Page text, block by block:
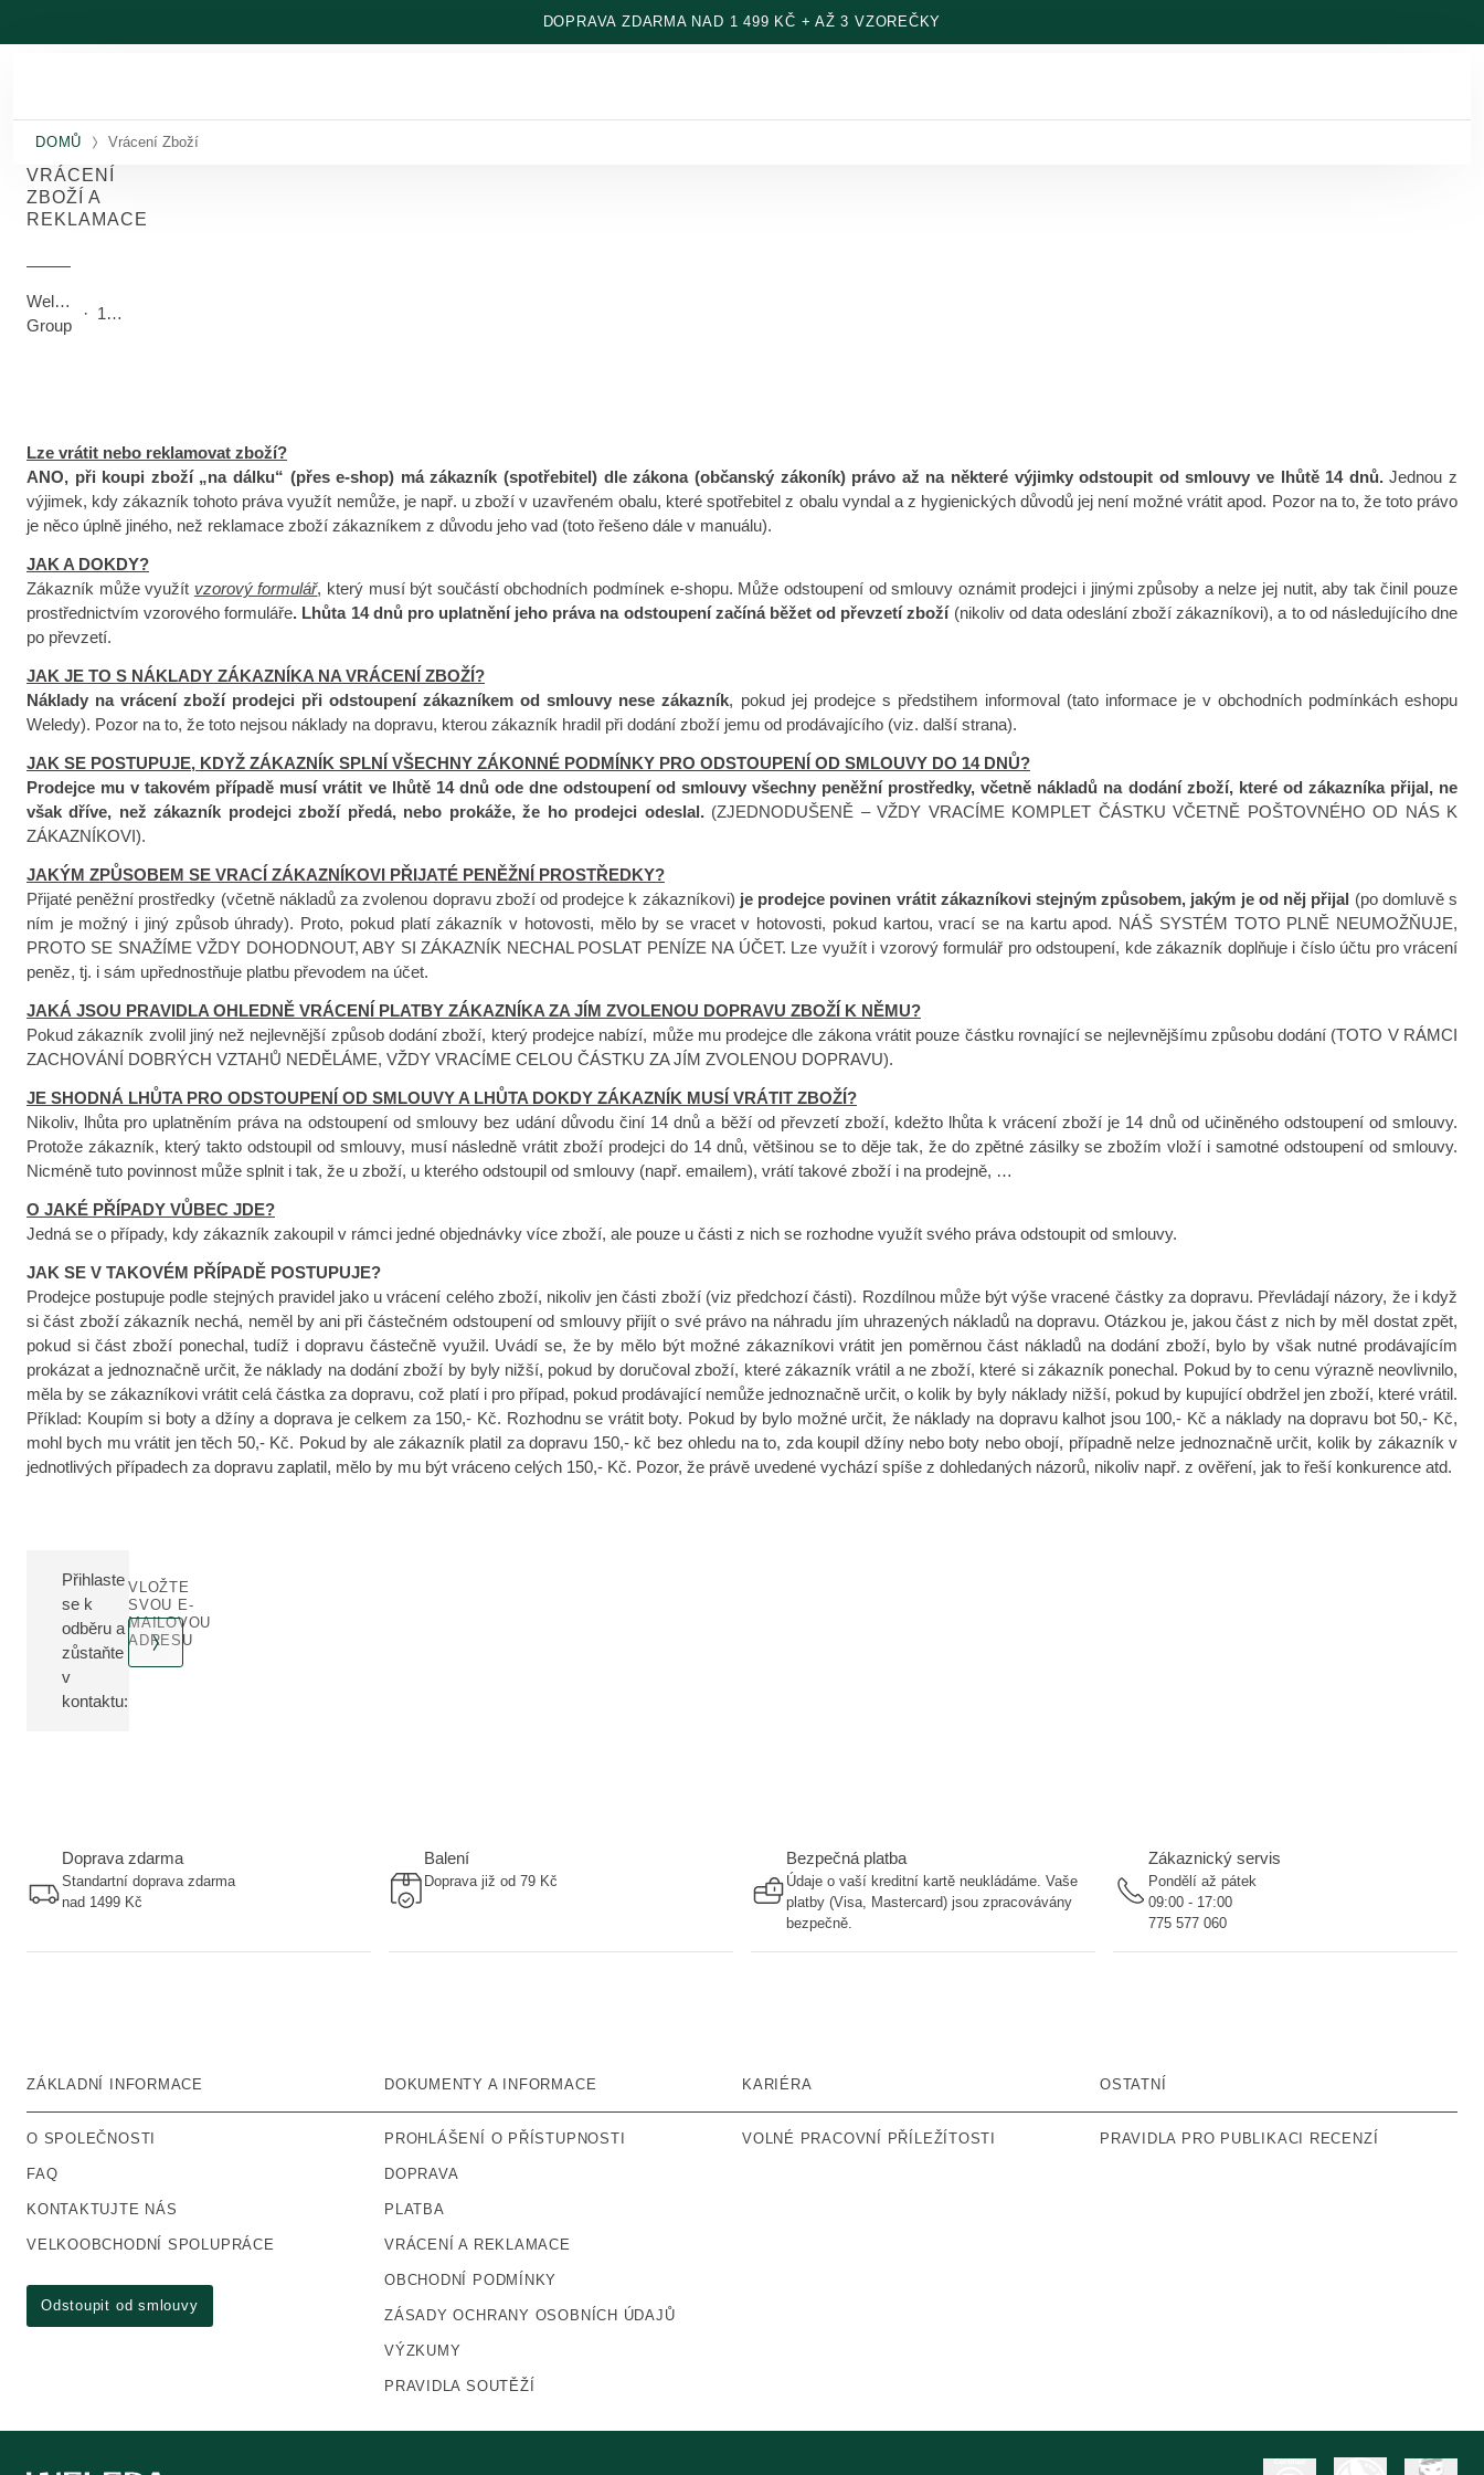
DOPRAVA ZDARMA NAD 1 499 KČ + AŽ 3 VZOREČKY
DOMŮ Vrácení Zboží
VRÁCENÍ
ZBOŽÍ A
REKLAMACE
Weleda
Group
· 12/5/2025
Lze vrátit nebo reklamovat zboží?
ANO, při koupi zboží „na dálku“ (přes e-shop) mázákazník (spotřebitel) dle zákona (občanský zákoník) právo až na některé výjimky odstoupit od smlouvy ve lhůtě 14 dnů.Jednou z
výjimek, kdy zákazník tohoto práva využít nemůže, je např. u zboží v uzavřeném obalu, které spotřebitel z obalu vyndal a z hygienických důvodů jej není možné vrátit apod. Pozor na to, že toto právo
je něco úplně jiného, než reklamace zboží zákazníkem z důvodu jeho vad (toto řešeno dále v manuálu).
JAK A DOKDY?
Zákazník může využít vzorový formulář, který musí být součástí obchodních podmínek e-shopu. Může odstoupení od smlouvy oznámit prodejci i jinými způsoby a nelze jej nutit, aby tak činil pouze
prostřednictvím vzorového formuláře. Lhůta 14 dnů pro uplatnění jeho práva na odstoupení začíná běžet od převzetí zboží(nikoliv od data odeslání zboží zákazníkovi), a to od následujícího dne
po převzetí.
JAK JE TO S NÁKLADY ZÁKAZNÍKA NA VRÁCENÍ ZBOŽÍ?
Náklady na vrácení zboží prodejci při odstoupení zákazníkem od smlouvy nese zákazník, pokud jej prodejce s předstihem informoval (tato informace je v obchodních podmínkách eshopu
Weledy). Pozor na to, že toto nejsou náklady na dopravu, kterou zákazník hradil při dodání zboží jemu od prodávajícího (viz. další strana).
JAK SE POSTUPUJE, KDYŽ ZÁKAZNÍK SPLNÍ VŠECHNY ZÁKONNÉ PODMÍNKY PRO ODSTOUPENÍ OD SMLOUVY DO 14 DNŮ?
Prodejce mu v takovém případě musí vrátit ve lhůtě 14 dnů ode dne odstoupení od smlouvy všechny peněžní prostředky, včetně nákladů na dodání zboží, které od zákazníka přijal, ne
však dříve, než zákazník prodejci zboží předá, nebo prokáže, že ho prodejci odeslal. (ZJEDNODUŠENĚ – VŽDY VRACÍME KOMPLET ČÁSTKU VČETNĚ POŠTOVNÉHO OD NÁS K
ZÁKAZNÍKOVI).
JAKÝM ZPŮSOBEM SE VRACÍ ZÁKAZNÍKOVI PŘIJATÉ PENĚŽNÍ PROSTŘEDKY?
Přijaté peněžní prostředky (včetně nákladů za zvolenou dopravu zboží od prodejce k zákazníkovi) je prodejce povinen vrátit zákazníkovi stejným způsobem, jakým je od něj přijal (po domluvě s
ním je možný i jiný způsob úhrady). Proto, pokud platí zákazník v hotovosti, mělo by se vracet v hotovosti, pokud kartou, vrací se na kartu apod. NÁŠ SYSTÉM TOTO PLNĚ NEUMOŽŇUJE,
PROTO SE SNAŽÍME VŽDY DOHODNOUT, ABY SI ZÁKAZNÍK NECHAL POSLAT PENÍZE NA ÚČET. Lze využít i vzorový formulář pro odstoupení, kde zákazník doplňuje i číslo účtu pro vrácení
peněz, tj. i sám upřednostňuje platbu převodem na účet.
JAKÁ JSOU PRAVIDLA OHLEDNĚ VRÁCENÍ PLATBY ZÁKAZNÍKA ZA JÍM ZVOLENOU DOPRAVU ZBOŽÍ K NĚMU?
Pokud zákazník zvolil jiný než nejlevnější způsob dodání zboží, který prodejce nabízí, může mu prodejce dle zákona vrátit pouze částku rovnající se nejlevnějšímu způsobu dodání (TOTO V RÁMCI
ZACHOVÁNÍ DOBRÝCH VZTAHŮ NEDĚLÁME, VŽDY VRACÍME CELOU ČÁSTKU ZA JÍM ZVOLENOU DOPRAVU).
JE SHODNÁ LHŮTA PRO ODSTOUPENÍ OD SMLOUVY A LHŮTA DOKDY ZÁKAZNÍK MUSÍ VRÁTIT ZBOŽÍ?
Nikoliv, lhůta pro uplatněním práva na odstoupení od smlouvy bez udání důvodu činí 14 dnů a běží od převzetí zboží, kdežto lhůta k vrácení zboží je 14 dnů od učiněného odstoupení od smlouvy.
Protože zákazník, který takto odstoupil od smlouvy, musí následně vrátit zboží prodejci do 14 dnů, většinou se to děje tak, že do zpětné zásilky se zbožím vloží i samotné odstoupení od smlouvy.
Nicméně tuto povinnost může splnit i tak, že u zboží, u kterého odstoupil od smlouvy (např. emailem), vrátí takové zboží i na prodejně, …
O JAKÉ PŘÍPADY VŮBEC JDE?
Jedná se o případy, kdy zákazník zakoupil v rámci jedné objednávky více zboží, ale pouze u části z nich se rozhodne využít svého práva odstoupit od smlouvy.
JAK SE V TAKOVÉM PŘÍPADĚ POSTUPUJE?
Prodejce postupuje podle stejných pravidel jako u vrácení celého zboží, nikoliv jen části zboží (viz předchozí části). Rozdílnou může být výše vracené částky za dopravu. Převládají názory, že i když
si část zboží zákazník nechá, neměl by ani při částečném odstoupení od smlouvy přijít o své právo na náhradu jím uhrazených nákladů na dopravu. Otázkou je, jakou část z nich by měl dostat zpět,
pokud si část zboží ponechal, tudíž i dopravu částečně využil. Uvádí se, že by mělo být možné zákazníkovi vrátit jen poměrnou část nákladů na dodání zboží, bylo by však nutné prodávajícím
prokázat a jednoznačně určit, že náklady na dodání zboží by byly nižší, pokud by doručoval zboží, které zákazník vrátil a ne zboží, které si zákazník ponechal. Pokud by to cenu výrazně neovlivnilo,
měla by se zákazníkovi vrátit celá částka za dopravu, což platí i pro případ, pokud prodávající nemůže jednoznačně určit, o kolik by byly náklady nižší, pokud by kupující obdržel jen zboží, které vrátil.
Příklad: Koupím si boty a džíny a doprava je celkem za 150,- Kč. Rozhodnu se vrátit boty. Pokud by bylo možné určit, že náklady na dopravu kalhot jsou 100,- Kč a náklady na dopravu bot 50,- Kč,
mohl bych mu vrátit jen těch 50,- Kč. Pokud by ale zákazník platil za dopravu 150,- kč bez ohledu na to, zda koupil džíny nebo boty nebo obojí, případně nelze jednoznačně určit, kolik by zákazník v
jednotlivých případech za dopravu zaplatil, mělo by mu být vráceno celých 150,- Kč. Pozor, že právě uvedené vychází spíše z dohledaných názorů, nikoliv např. z ověření, jak to řeší konkurence atd.
Přihlaste
se k
odběru a
zůstaňte
v
kontaktu:
VLOŽTE
SVOU E-
MAILOVOU
ADRESU
Doprava zdarma
Standartní doprava zdarma
nad 1499 Kč
Balení
Doprava již od 79 Kč
Bezpečná platba
Údaje o vaší kreditní kartě neukládáme. Vaše
platby (Visa, Mastercard) jsou zpracovávány
bezpečně.
Zákaznický servis
Pondělí až pátek
09:00 - 17:00
775 577 060
ZÁKLADNÍ INFORMACE
O SPOLEČNOSTI
FAQ
KONTAKTUJTE NÁS
VELKOOBCHODNÍ SPOLUPRÁCE
Odstoupit od smlouvy
DOKUMENTY A INFORMACE
PROHLÁŠENÍ O PŘÍSTUPNOSTI
DOPRAVA
PLATBA
VRÁCENÍ A REKLAMACE
OBCHODNÍ PODMÍNKY
ZÁSADY OCHRANY OSOBNÍCH ÚDAJŮ
VÝZKUMY
PRAVIDLA SOUTĚŽÍ
KARIÉRA
VOLNÉ PRACOVNÍ PŘÍLEŽÍTOSTI
OSTATNÍ
PRAVIDLA PRO PUBLIKACI RECENZÍ